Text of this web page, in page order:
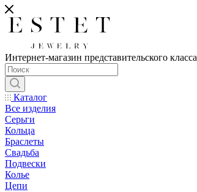
Интернет-магазин представительского класса
Каталог
Все изделия
Серьги
Кольца
Браслеты
Свадьба
Подвески
Колье
Цепи